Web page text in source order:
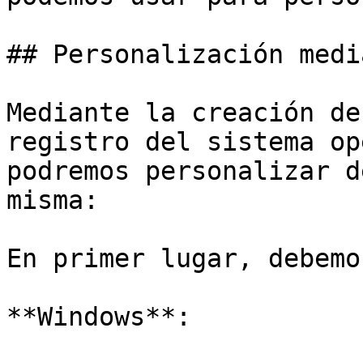
## Personalización
Mediante la creación
registro del sistema
podremos personalizar
misma:
En primer lugar,
**Windows**: